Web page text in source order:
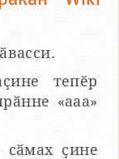
тепӗр
«ааа»
сӑмах ҫине